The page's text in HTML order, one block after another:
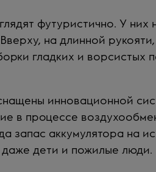
футуристично. У
на длинной
гладких и ворсистых
инновационной
в процессе
запас аккумулятора на
даже дети и пожилые люди.